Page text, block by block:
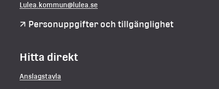
Lulea.kommun@lulea.se
Personuppgifter och tillgänglighet
Hitta direkt
Anslagstavla